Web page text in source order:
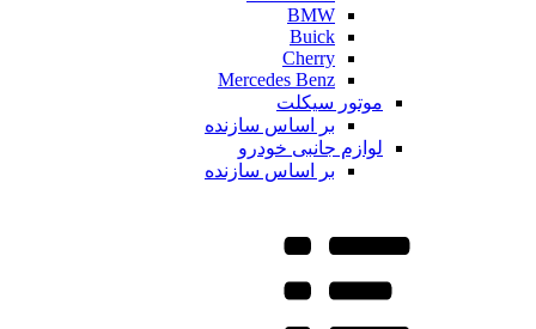
BMW
Buick
Cherry
Mercedes Benz
موتور سیکلت
بر اساس سازنده
لوازم جانبی خودرو
بر اساس سازنده